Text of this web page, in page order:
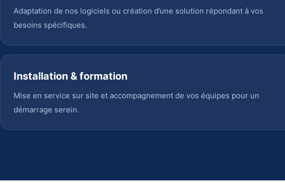
Adaptation de nos logiciels ou création d’une solution répondant à vos
besoins spécifiques.
Installation & formation
Mise en service sur site et accompagnement de vos équipes pour un
démarrage serein.